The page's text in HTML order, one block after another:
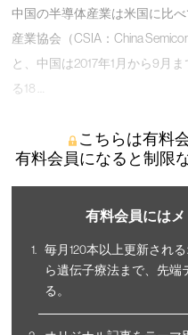
中国の半導体産業は米国に比
産業協会（CSIA：China
と、中国は2017年1月から9月
る18 …
こちらは有料
有料会員になると制限
有料会員にはメ
毎月120本以上更新され
ら遺伝子療法まで、先端
る。